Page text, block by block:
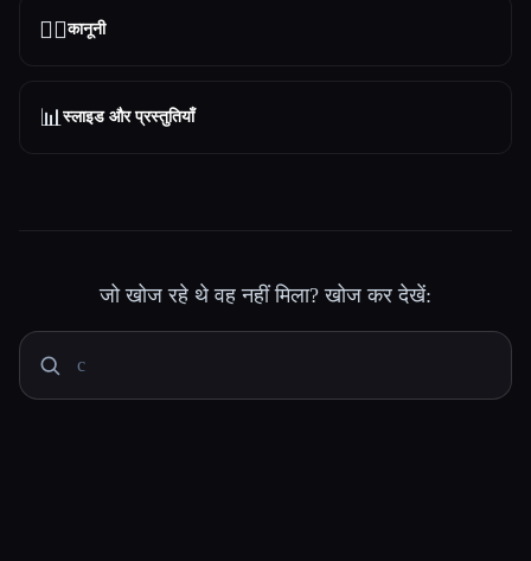
👩‍⚖️कानूनी
📊 स्लाइड और प्रस्तुतियाँ
जो खोज रहे थे वह नहीं मिला? खोज कर देखें: